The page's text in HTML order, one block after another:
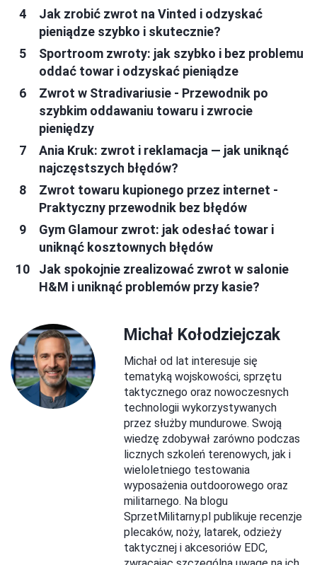
Jak zrobić zwrot na Vinted i odzyskać
pieniądze szybko i skutecznie?
Sportroom zwroty: jak szybko i bez problemu
oddać towar i odzyskać pieniądze
Zwrot w Stradivariusie - Przewodnik po
szybkim oddawaniu towaru i zwrocie
pieniędzy
Ania Kruk: zwrot i reklamacja — jak uniknąć
najczęstszych błędów?
Zwrot towaru kupionego przez internet -
Praktyczny przewodnik bez błędów
Gym Glamour zwrot: jak odesłać towar i
uniknąć kosztownych błędów
Jak spokojnie zrealizować zwrot w salonie
H&M i uniknąć problemów przy kasie?
Michał Kołodziejczak
Michał od lat interesuje się
tematyką wojskowości, sprzętu
taktycznego oraz nowoczesnych
technologii wykorzystywanych
przez służby mundurowe. Swoją
wiedzę zdobywał zarówno podczas
licznych szkoleń terenowych, jak i
wieloletniego testowania
wyposażenia outdoorowego oraz
militarnego. Na blogu
SprzetMilitarny.pl publikuje recenzje
plecaków, noży, latarek, odzieży
taktycznej i akcesoriów EDC,